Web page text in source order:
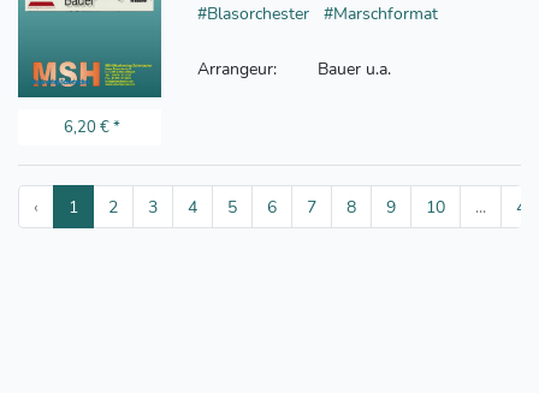
6,20 €*
#Blasorchester
#Marschformat
Arrangeur: Bauer u.a.
‹ 1 2 3 4 5 6 7 8 9 10 ... 47